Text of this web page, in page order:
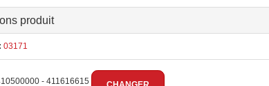
produit
03171
- 411616615